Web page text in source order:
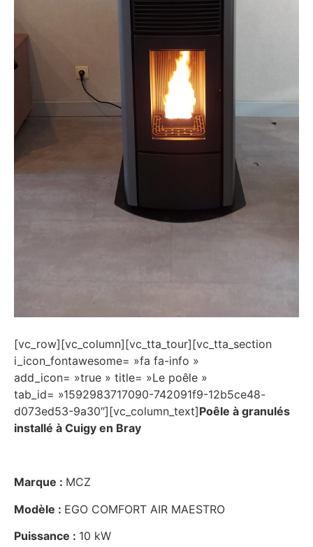
[vc_row][vc_column][vc_tta_tour][vc_tta_section
i_icon_fontawesome= »fa fa-info »
add_icon= »true » title= »Le poêle »
tab_id= »1592983717090-742091f9-12b5ce48-
d073ed53-9a30″][vc_column_text]Poêle à granulés
installé à Cuigy en Bray
Marque : MCZ
Modèle : EGO COMFORT AIR MAESTRO
Puissance : 10 kW